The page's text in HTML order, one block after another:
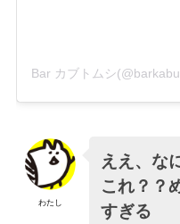
Bar カブトムシ
わたし
ええ、な
これ？？
すぎる